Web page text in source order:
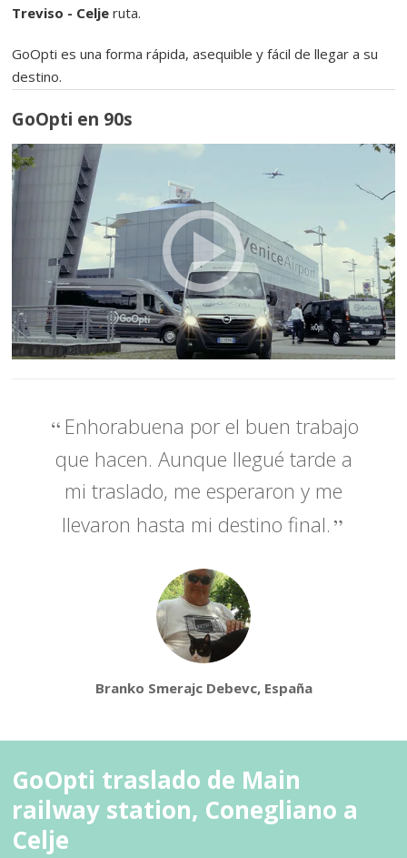
Treviso - Celje ruta.
GoOpti es una forma rápida, asequible y fácil de llegar a su
destino.
GoOpti en 90s
Enhorabuena por el buen trabajo
que hacen. Aunque llegué tarde a
mi traslado, me esperaron y me
llevaron hasta mi destino final.
Branko Smerajc Debevc, España
GoOpti traslado de Main
railway station, Conegliano a
Celje